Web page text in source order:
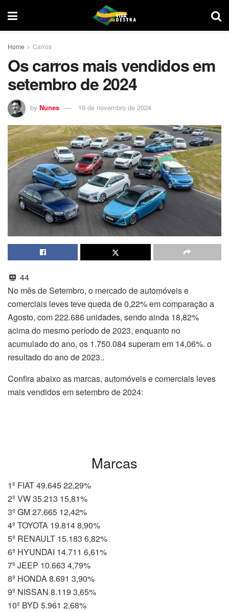
Home Carros
Os carros mais vendidos em
setembro de 2024
by Nunes 19 de novembro de 2024
44
No mês de Setembro, o mercado de automóveis e
comerciais leves teve queda de 0,22% em comparação a
Agosto, com 222.686 unidades, sendo ainda 18,82%
acima do mesmo período de 2023, enquanto no
acumulado do ano, os 1.750.084 superam em 14,06%. o
resultado do ano de 2023..
Confira abaixo as marcas, automóveis e comerciais leves
mais vendidos em setembro de 2024:
Marcas
1º FIAT 49.645 22,29%
2º VW 35.213 15,81%
3º GM 27.665 12,42%
4º TOYOTA 19.814 8,90%
5º RENAULT 15.183 6,82%
6º HYUNDAI 14.711 6,61%
7º JEEP 10.663 4,79%
8º HONDA 8.691 3,90%
9º NISSAN 8.119 3,65%
10º BYD 5.961 2,68%